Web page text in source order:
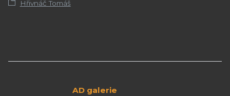
Hřivnáč Tomáš
AD galerie